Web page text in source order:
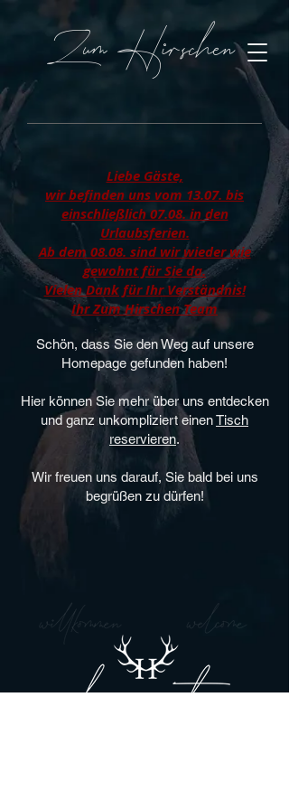
Zum Hirschen
Liebe Gäste,
wir befinden uns vom 13.07. bis
einschließlich 07.08. in den
Urlaubsferien.
Ab dem 08.08. sind wir wieder wie
gewohnt für Sie da.
Vielen Dank für Ihr Verständnis!
Ihr Zum Hirschen Team
Schön, dass Sie den Weg auf unsere
Homepage gefunden haben!
Hier können Sie mehr über uns entdecken
und ganz unkompliziert einenTisch
reservieren.
Wir freuen uns darauf, Sie bald bei uns
begrüßen zu dürfen!